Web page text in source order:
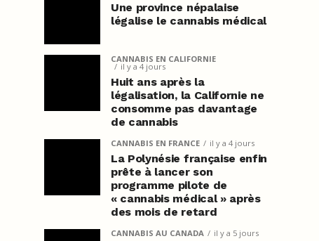
Une province népalaise
légalise le cannabis médical
CANNABIS EN CALIFORNIE
il y a 4 jours
Huit ans après la
légalisation, la Californie ne
consomme pas davantage
de cannabis
CANNABIS EN FRANCE il y a 4 jours
La Polynésie française enfin
prête à lancer son
programme pilote de
« cannabis médical » après
des mois de retard
CANNABIS AU CANADA il y a 5 jours